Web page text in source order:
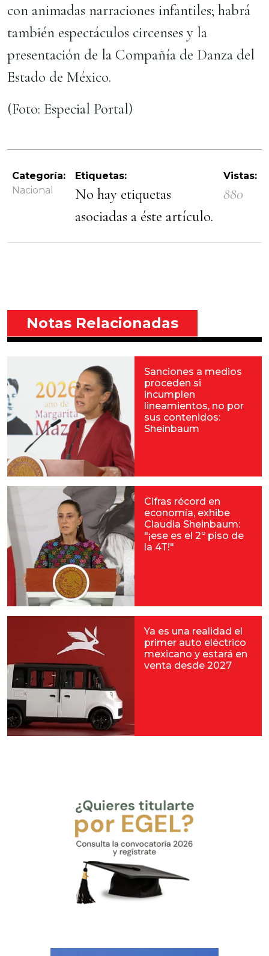
con animadas narraciones infantiles; habrá
también espectáculos circenses y la
presentación de la Compañía de Danza del
Estado de México.
(Foto: Especial Portal)
Categoría:
Nacional
Etiquetas:
No hay etiquetas
asociadas a éste artículo.
Vistas:
880
Notas Relacionadas
Sanciones a medios
proceden si
incumplen
lineamientos, no por
sus contenidos:
Sheinbaum
Cifras récord en
economía, exhibe
Claudia Sheinbaum:
"¡ese es el 2º piso de
la 4T!"
Ya es una realidad el
primer auto eléctrico
mexicano y estará en
venta desde 2027